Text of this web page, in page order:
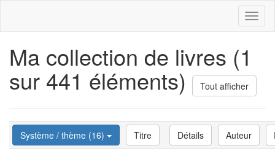
Ma collection de livres (1
sur 441 éléments) Tout afficher
Système / thème (16) Titre Détails Auteur